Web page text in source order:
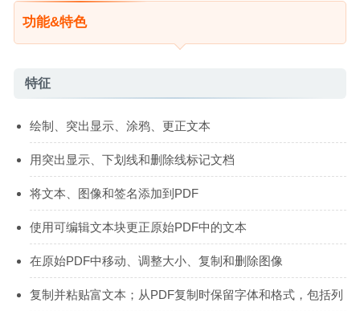
功能&特色
特征
绘制、突出显示、涂鸦、更正文本
用突出显示、下划线和删除线标记文档
将文本、图像和签名添加到PDF
使用可编辑文本块更正原始PDF中的文本
在原始PDF中移动、调整大小、复制和删除图像
复制并粘贴富文本；从PDF复制时保留字体和格式，包括列